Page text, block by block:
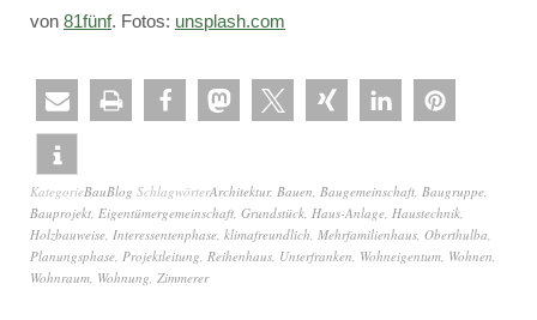
von 81fünf. Fotos: unsplash.com
KategorieBauBlog SchlagwörterArchitektur, Bauen, Baugemeinschaft, Baugruppe,
Bauprojekt, Eigentümergemeinschaft, Grundstück, Haus-Anlage, Haustechnik,
Holzbauweise, Interessentenphase, klimafreundlich, Mehrfamilienhaus, Oberthulba,
Planungsphase, Projektleitung, Reihenhaus, Unterfranken, Wohneigentum, Wohnen,
Wohnraum, Wohnung, Zimmerer